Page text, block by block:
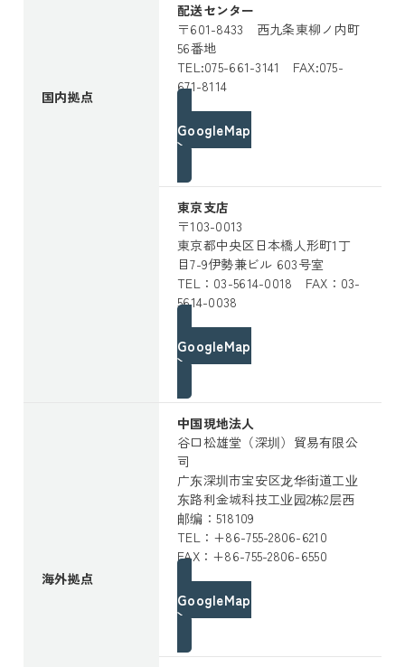
国内拠点
配送センター
〒601-8433 西九条東柳ノ内町
56番地
TEL:075-661-3141 FAX:075-
671-8114
GoogleMap
東京支店
〒103-0013
東京都中央区日本橋人形町1丁
目7-9伊勢兼ビル 603号室
TEL：03-5614-0018 FAX：03-
5614-0038
GoogleMap
海外拠点
中国現地法人
谷口松雄堂（深圳）貿易有限公
司
广东深圳市宝安区龙华街道工业
东路利金城科技工业园2栋2层西
邮编：518109
TEL：+86-755-2806-6210
FAX：+86-755-2806-6550
GoogleMap